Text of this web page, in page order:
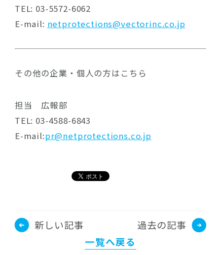
TEL: 03-5572-6062
E-mail: netprotections@vectorinc.co.jp
その他の企業・個人の方はこちら
担当 広報部
TEL: 03-4588-6843
E-mail:pr@netprotections.co.jp
新しい記事
一覧へ戻る
過去の記事